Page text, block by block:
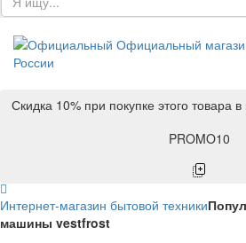
Скидка 10% при покупке этого товара
PROMO10
Интернет-магазин бытовой техники
машины vestfrost